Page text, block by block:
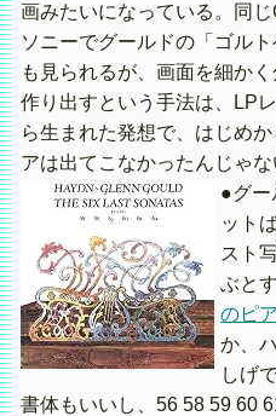
画みたいになっている。同
ソニーでグールドの「ゴル
も見られるが、画面を細か
作り出すという手法は、LP
ら生まれた発想で、はじめ
アは出てこなかったんじゃな
●グー
ット
スト
ぶと
のピ
か、
しげ
書体もいいし、56 58 59 60